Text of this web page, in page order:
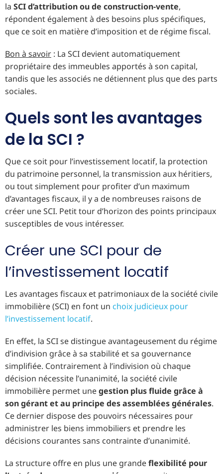
la SCI d’attribution ou de construction-vente,
répondent également à des besoins plus spécifiques,
que ce soit en matière d’imposition et de régime fiscal.
Bon à savoir : La SCI devient automatiquement
propriétaire des immeubles apportés à son capital,
tandis que les associés ne détiennent plus que des parts
sociales.
Quels sont les avantages
de la SCI ?
Que ce soit pour l’investissement locatif, la protection
du patrimoine personnel, la transmission aux héritiers,
ou tout simplement pour profiter d’un maximum
d’avantages fiscaux, il y a de nombreuses raisons de
créer une SCI. Petit tour d’horizon des points principaux
susceptibles de vous intéresser.
Créer une SCI pour de
l’investissement locatif
Les avantages fiscaux et patrimoniaux de la société civile
immobilière (SCI) en font un choix judicieux pour
l’investissement locatif.
En effet, la SCI se distingue avantageusement du régime
d’indivision grâce à sa stabilité et sa gouvernance
simplifiée. Contrairement à l’indivision où chaque
décision nécessite l’unanimité, la société civile
immobilière permet unegestion plus fluide grâce à
son gérant et au principe des assemblées générales.
Ce dernier dispose des pouvoirs nécessaires pour
administrer les biens immobiliers et prendre les
décisions courantes sans contrainte d’unanimité.
La structure offre en plus une grandeflexibilité pour